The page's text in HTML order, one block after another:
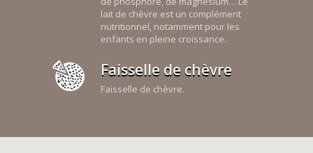
lait de chèvre est un complément
nutritionnel, notamment pour les
enfants en pleine croissance.
Faisselle de chèvre
Faisselle de chèvre.